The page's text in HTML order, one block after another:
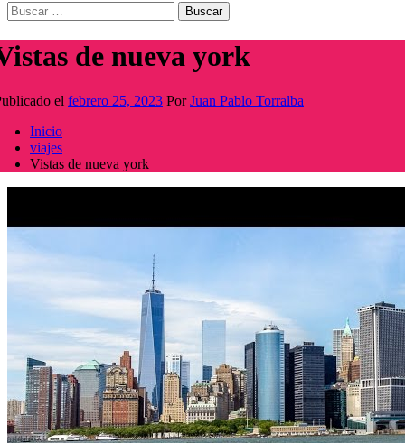
Buscar:
de nueva york
el febrero 25, 2023 PorJuan Pablo Torralba
Inicio
viajes
Vistas de nueva york